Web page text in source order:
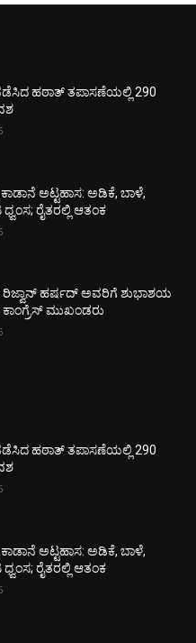
ಹಠಾತ್ ತಪಾಸಣೆಯಲ್ಲಿ 290
ಅಟ್ಟಹಾಸ: ಅಡಿಕೆ, ಬಾಳೆ,
ರೈತರಲ್ಲಿ ಆತಂಕ
ಹರ್ಷದ್ ಅವರಿಗೆ ಶುಭಾಶಯ
ಮುಖಂಡರು
ಹಠಾತ್ ತಪಾಸಣೆಯಲ್ಲಿ 290
ಅಟ್ಟಹಾಸ: ಅಡಿಕೆ, ಬಾಳೆ,
ರೈತರಲ್ಲಿ ಆತಂಕ